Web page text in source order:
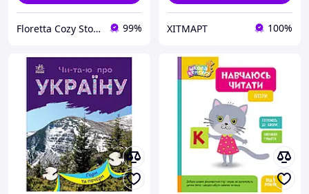
Floretta Cozy Store 99% ХІТМАРТ 100%